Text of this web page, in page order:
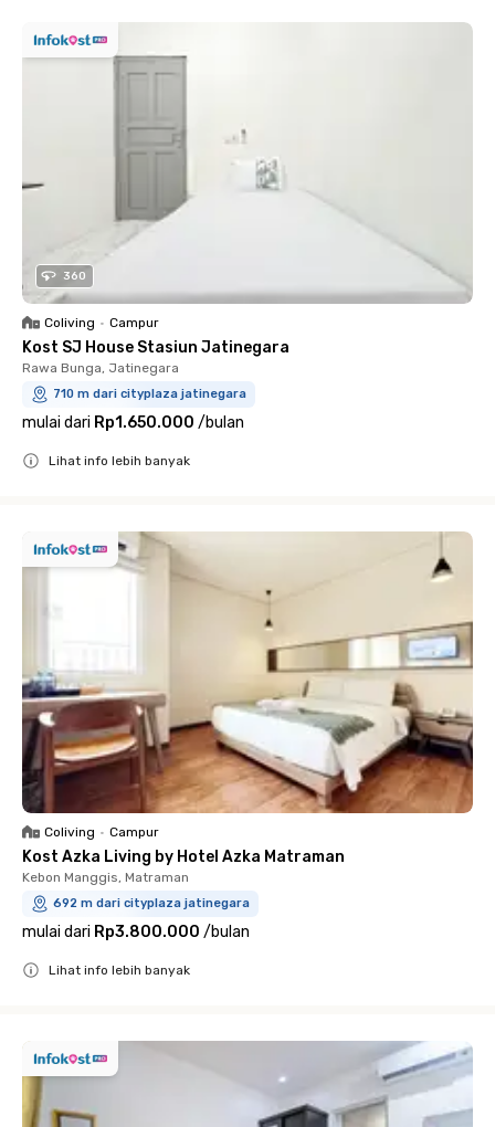
360
Coliving • Campur
Kost SJ House Stasiun Jatinegara
Rawa Bunga, Jatinegara
710 m dari cityplaza jatinegara
mulai dari Rp1.650.000 /bulan
Lihat info lebih banyak
Coliving • Campur
Kost Azka Living by Hotel Azka Matraman
Kebon Manggis, Matraman
692 m dari cityplaza jatinegara
mulai dari Rp3.800.000 /bulan
Lihat info lebih banyak